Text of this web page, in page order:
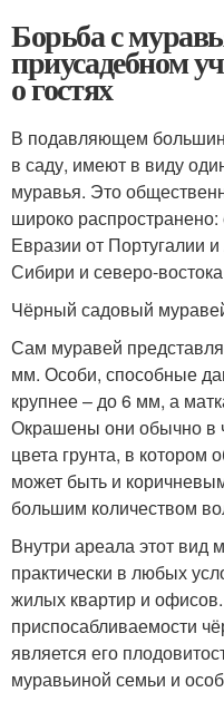
Борьба с
приусадебном
о гостях
В подавляющем
в саду, имеют в виду
муравья. Это
широко распространено:
Евразии от Португалии
Сибири и северо-
Чёрный садовый
Сам муравей
мм. Особи, способные
крупнее – до 6 мм, а
Окрашены они обычно в
цвета грунта, в котором
может быть и
большим количеством
Внутри ареала этот вид
практически в любых
жилых квартир и
приспосабливаемости
является его
муравьиной семьи и